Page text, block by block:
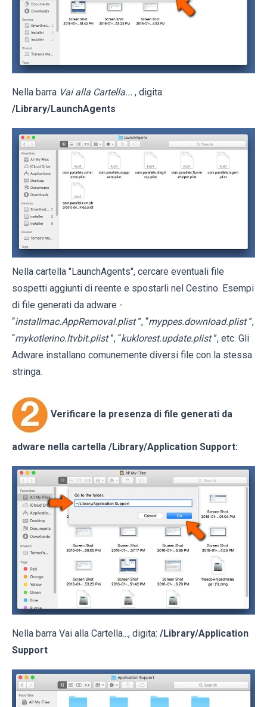
Nella barra Vai alla Cartella... , digita:
/Library/LaunchAgents
Nella cartella "LaunchAgents", cercare eventuali file
sospetti aggiunti di reente e spostarli nel Cestino. Esempi
di file generati da adware -
“installmac.AppRemoval.plist ”, “myppes.download.plist ”,
“mykotlerino.ltvbit.plist ”, “kuklorest.update.plist ”, etc. Gli
Adware installano comunemente diversi file con la stessa
stringa.
Verificare la presenza di file generati da
adware nella cartella /Library/Application Support:
Nella barra Vai alla Cartella..., digita: /Library/Application
Support